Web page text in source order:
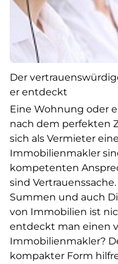
Der
er entdeckt
Eine Wohnung oder
nach dem perfekten
sich als Vermieter
Immobilienmakler
kompetenten
sind
Summen und auch
von Immobilien ist
entdeckt man einen
Immobilienmakler?
kompakter Form